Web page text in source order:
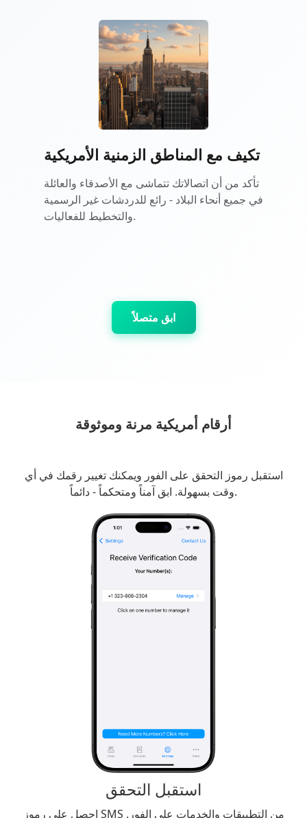
تكيف مع المناطق الزمنية الأمريكية
تأكد من أن اتصالاتك تتماشى مع الأصدقاء والعائلة
في جميع أنحاء البلاد - رائع للدردشات غير الرسمية
والتخطيط للفعاليات.
ابق متصلاً
أرقام أمريكية مرنة وموثوقة
استقبل رموز التحقق على الفور ويمكنك تغيير رقمك في أي
وقت بسهولة. ابق آمناً ومتحكماً - دائماً.
استقبل التحقق
احصل على رموز SMS من التطبيقات والخدمات على الفور.